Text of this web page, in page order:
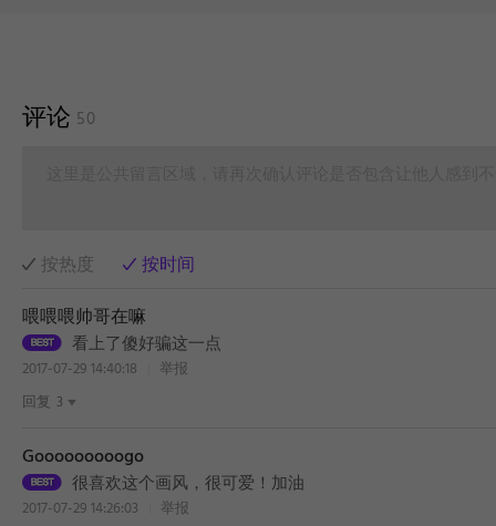
评论 50
按热度
按时间
喂喂喂帅哥在嘛
看上了傻好骗这一点
2017-07-29 14:40:18
举报
回复 3
Gooooooooogo
很喜欢这个画风，很可爱！加油
2017-07-29 14:26:03
举报